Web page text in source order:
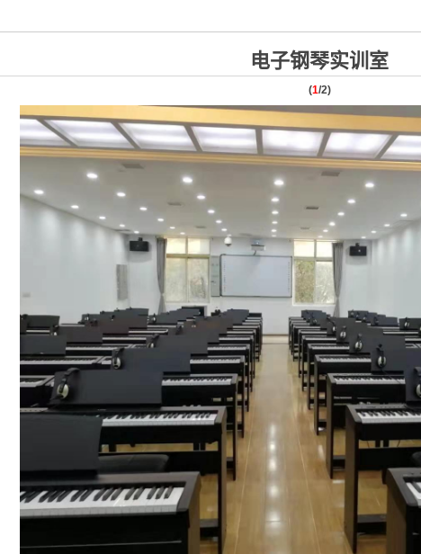
电子钢琴实训室
(1/2)